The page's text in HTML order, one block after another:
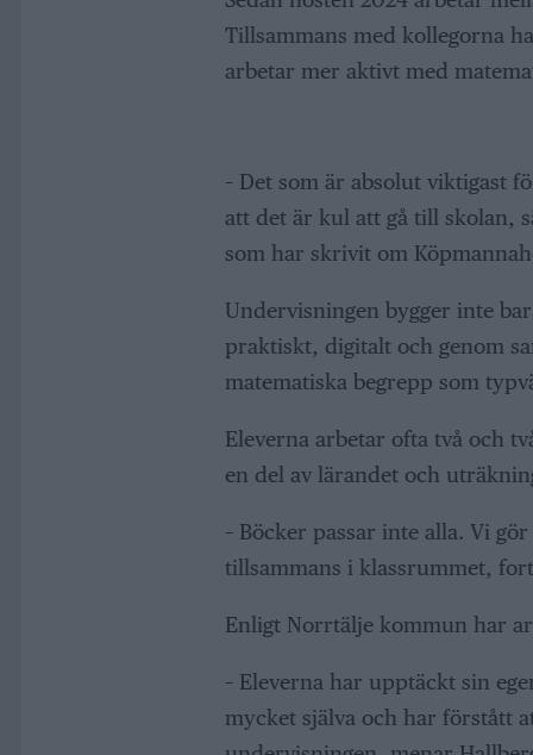
Tillsammans med kollegorna
arbetar mer aktivt med
– Det som är absolut viktigast
att det är kul att gå till skolan,
som har skrivit om
Undervisningen bygger inte
praktiskt, digitalt och genom
matematiska begrepp som
Eleverna arbetar ofta två och
en del av lärandet och
– Böcker passar inte alla. Vi
tillsammans i klassrummet,
Enligt Norrtälje kommun har
– Eleverna har upptäckt sin
mycket själva och har förstått